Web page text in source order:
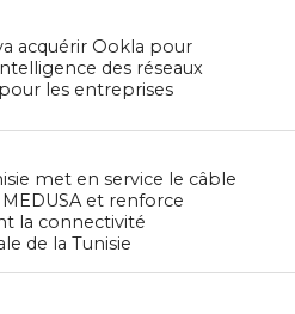
acquérir Ookla pour
des réseaux
pour les entreprises
met en service le câble
et renforce
la connectivité
de la Tunisie